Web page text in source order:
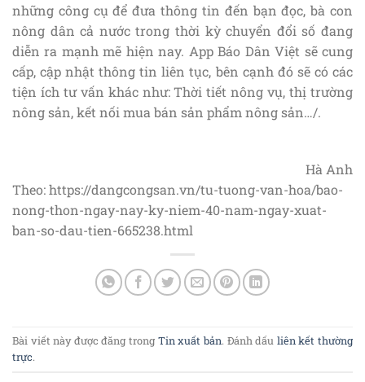
những công cụ để đưa thông tin đến bạn đọc, bà con
nông dân cả nước trong thời kỳ chuyển đổi số đang
diễn ra mạnh mẽ hiện nay. App Báo Dân Việt sẽ cung
cấp, cập nhật thông tin liên tục, bên cạnh đó sẽ có các
tiện ích tư vấn khác như: Thời tiết nông vụ, thị trường
nông sản, kết nối mua bán sản phẩm nông sản…/.
Hà Anh
Theo: https://dangcongsan.vn/tu-tuong-van-hoa/bao-
nong-thon-ngay-nay-ky-niem-40-nam-ngay-xuat-
ban-so-dau-tien-665238.html
Bài viết này được đăng trong Tin xuất bản. Đánh dấu liên kết thường
trực.